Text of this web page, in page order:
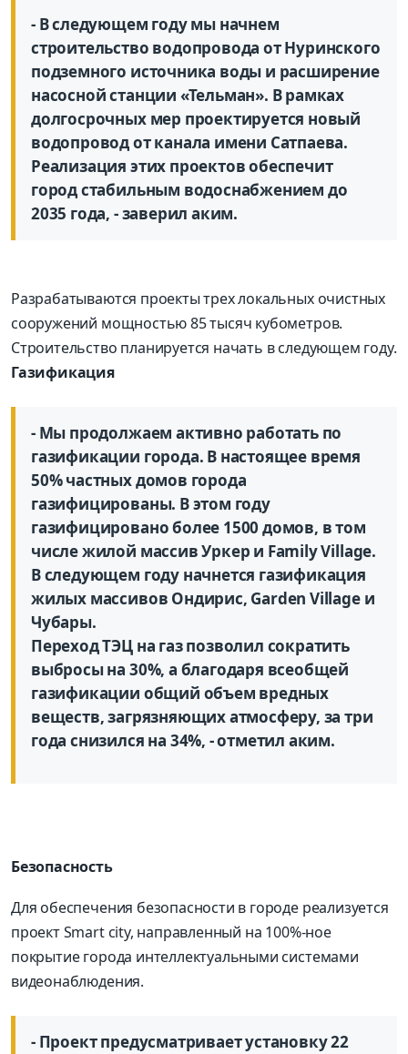
- В следующем году мы начнем
строительство водопровода от Нуринского
подземного источника воды и расширение
насосной станции «Тельман». В рамках
долгосрочных мер проектируется новый
водопровод от канала имени Сатпаева.
Реализация этих проектов обеспечит
город стабильным водоснабжением до
2035 года, - заверил аким.
Разрабатываются проекты трех локальных очистных
сооружений мощностью 85 тысяч кубометров.
Строительство планируется начать в следующем году.
Газификация
- Мы продолжаем активно работать по
газификации города. В настоящее время
50% частных домов города
газифицированы. В этом году
газифицировано более 1500 домов, в том
числе жилой массив Уркер и Family Village.
В следующем году начнется газификация
жилых массивов Ондирис, Garden Village и
Чубары.
Переход ТЭЦ на газ позволил сократить
выбросы на 30%, а благодаря всеобщей
газификации общий объем вредных
веществ, загрязняющих атмосферу, за три
года снизился на 34%, - отметил аким.
Безопасность
Для обеспечения безопасности в городе реализуется
проект Smart city, направленный на 100%-ное
покрытие города интеллектуальными системами
видеонаблюдения.
- Проект предусматривает установку 22